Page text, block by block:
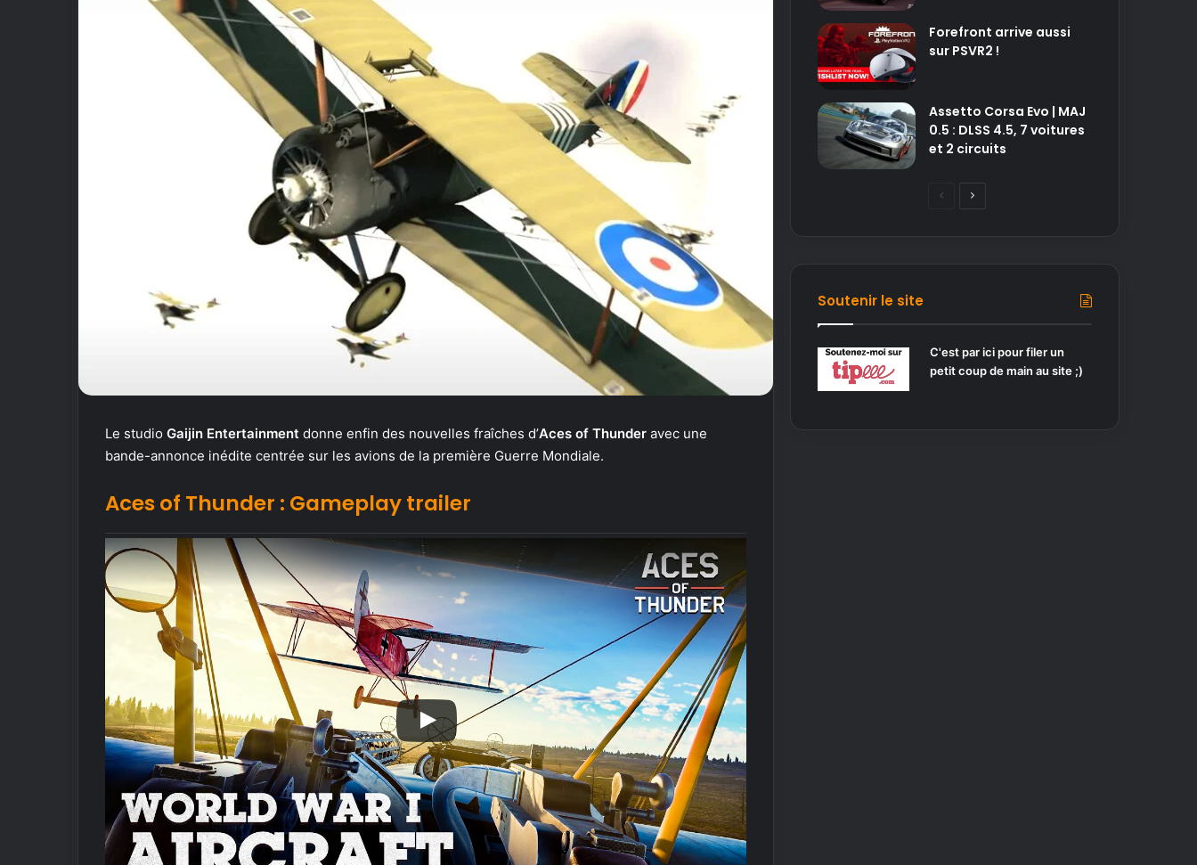
Le studio Gaijin Entertainment donne enfin des nouvelles fraîches d’Aces of Thunder avec une
bande-annonce inédite centrée sur les avions de la première Guerre Mondiale.
Aces of Thunder : Gameplay trailer
Forefront arrive aussi
sur PSVR2 !
Assetto Corsa Evo | MAJ
0.5 : DLSS 4.5, 7 voitures
et 2 circuits
c
v
Soutenir le site
C'est par ici pour filer un
petit coup de main au site ;)